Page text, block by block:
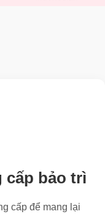
cấp bảo trì
cấp để mang lại